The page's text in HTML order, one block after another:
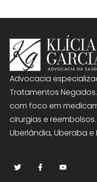
Advocacia
Tratamentos
com foco em
cirurgias e
Uberlândia, Uberaba e